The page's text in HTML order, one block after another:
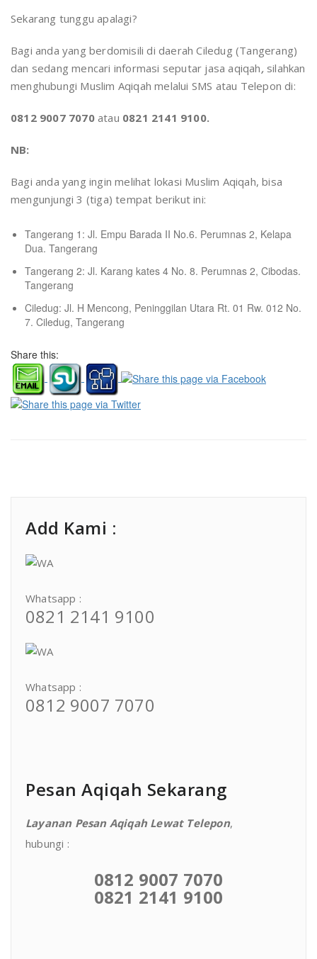
Sekarang tunggu apalagi?
Bagi anda yang berdomisili di daerah Ciledug (Tangerang)
dan sedang mencari informasi seputar jasa aqiqah, silahkan
menghubungi Muslim Aqiqah melalui SMS atau Telepon di:
0812 9007 7070 atau 0821 2141 9100.
NB:
Bagi anda yang ingin melihat lokasi Muslim Aqiqah, bisa
mengunjungi 3 (tiga) tempat berikut ini:
Tangerang 1: Jl. Empu Barada II No.6. Perumnas 2, Kelapa
Dua. Tangerang
Tangerang 2: Jl. Karang kates 4 No. 8. Perumnas 2, Cibodas.
Tangerang
Ciledug: Jl. H Mencong, Peninggilan Utara Rt. 01 Rw. 012 No.
7. Ciledug, Tangerang
Share this:
Add Kami :
Whatsapp :
0821 2141 9100
Whatsapp :
0812 9007 7070
Pesan Aqiqah Sekarang
Layanan Pesan Aqiqah Lewat Telepon,
hubungi :
0812 9007 7070
0821 2141 9100